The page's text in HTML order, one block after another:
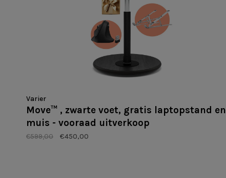
Varier
Move™ , zwarte voet, gratis laptopstand en
muis - vooraad uitverkoop
€599,00 €450,00